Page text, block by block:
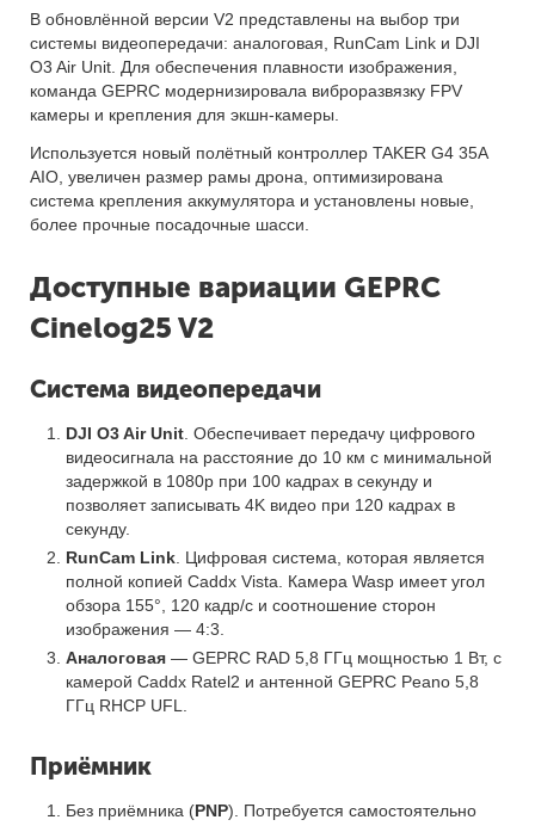
В обновлённой версии V2 представлены на выбор три
системы видеопередачи: аналоговая, RunCam Link и DJI
O3 Air Unit. Для обеспечения плавности изображения,
команда GEPRC модернизировала виброразвязку FPV
камеры и крепления для экшн-камеры.
Используется новый полётный контроллер TAKER G4 35A
AIO, увеличен размер рамы дрона, оптимизирована
система крепления аккумулятора и установлены новые,
более прочные посадочные шасси.
Доступные вариации GEPRC
Cinelog25 V2
Система видеопередачи
DJI O3 Air Unit . Обеспечивает передачу цифрового
видеосигнала на расстояние до 10 км с минимальной
задержкой в 1080p при 100 кадрах в секунду и
позволяет записывать 4K видео при 120 кадрах в
секунду.
RunCam Link . Цифровая система, которая является
полной копией Caddx Vista. Камера Wasp имеет угол
обзора 155°, 120 кадр/с и соотношение сторон
изображения — 4:3.
Аналоговая — GEPRC RAD 5,8 ГГц мощностью 1 Вт, с
камерой Caddx Ratel2 и антенной GEPRC Peano 5,8
ГГц RHCP UFL.
Приёмник
Без приёмника (PNP). Потребуется самостоятельно